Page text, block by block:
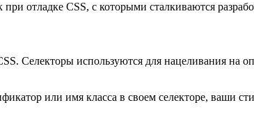
отладке CSS, с которыми сталкиваются
Селекторы используются для нацеливания
или имя класса в своем селекторе, ваши